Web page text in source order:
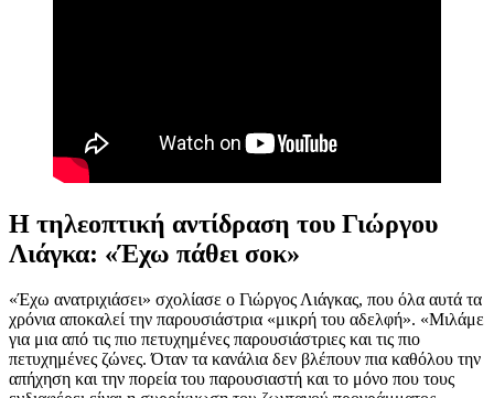
Η τηλεοπτική αντίδραση του Γιώργου
Λιάγκα: «Έχω πάθει σοκ»
«Έχω ανατριχιάσει» σχολίασε ο Γιώργος Λιάγκας, που όλα αυτά τα
χρόνια αποκαλεί την παρουσιάστρια «μικρή του αδελφή». «Μιλάμε
για μια από τις πιο πετυχημένες παρουσιάστριες και τις πιο
πετυχημένες ζώνες. Όταν τα κανάλια δεν βλέπουν πια καθόλου την
απήχηση και την πορεία του παρουσιαστή και το μόνο που τους